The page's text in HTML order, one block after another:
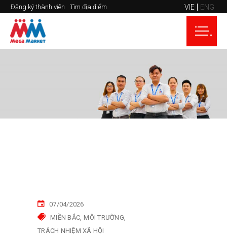
Đăng ký thành viên Tìm địa điểm VIE ENG
07/04/2026
MIỀN BẮC MÔI TRƯỜNG
TRÁCH NHIỆM XÃ HỘI